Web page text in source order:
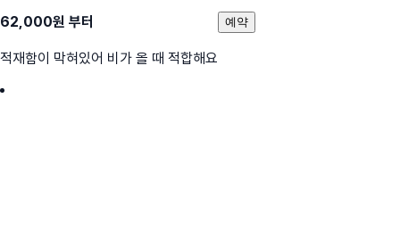
62,000원 부터
적재함이 막혀있어 비가 올 때 적합해요
예약